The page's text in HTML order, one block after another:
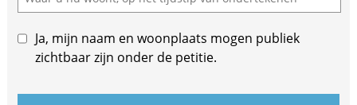
Ja, mijn naam en woonplaats mogen publiek
zichtbaar zijn onder de petitie.